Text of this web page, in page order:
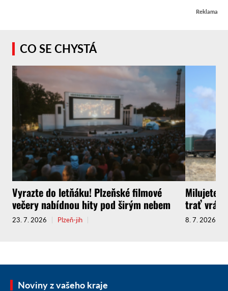
Reklama
CO SE CHYSTÁ
Vyrazte do letňáku! Plzeňské filmové
večery nabídnou hity pod širým nebem
23. 7. 2026 Plzeň-jih
Milujete
trať vrátí
8. 7. 2026
Noviny z vašeho kraje